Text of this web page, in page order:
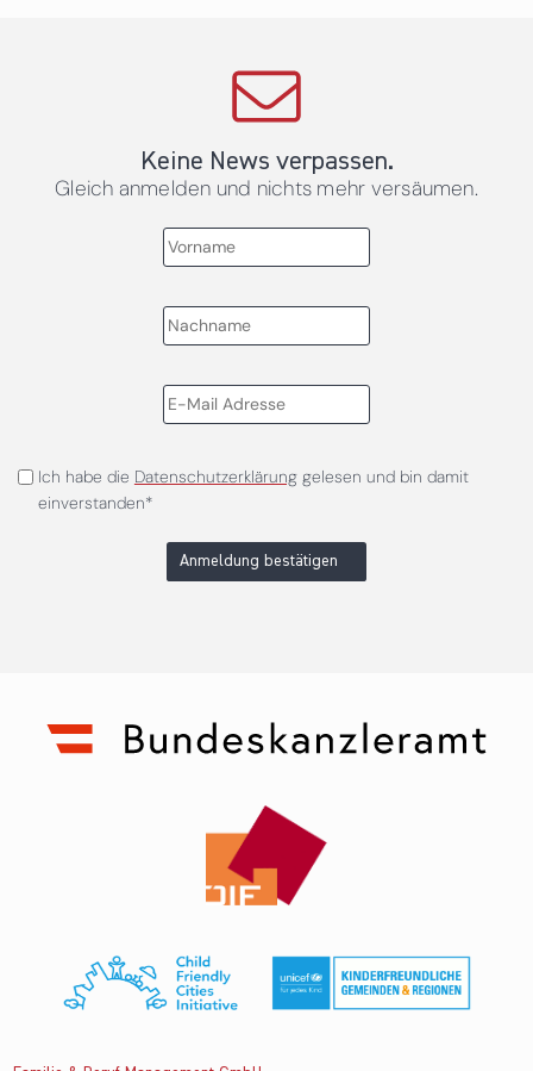
Keine News verpassen.
Gleich anmelden und nichts mehr versäumen.
Ich habe die Datenschutzerklärunggelesen und bin damit
einverstanden*
Anmeldung bestätigen